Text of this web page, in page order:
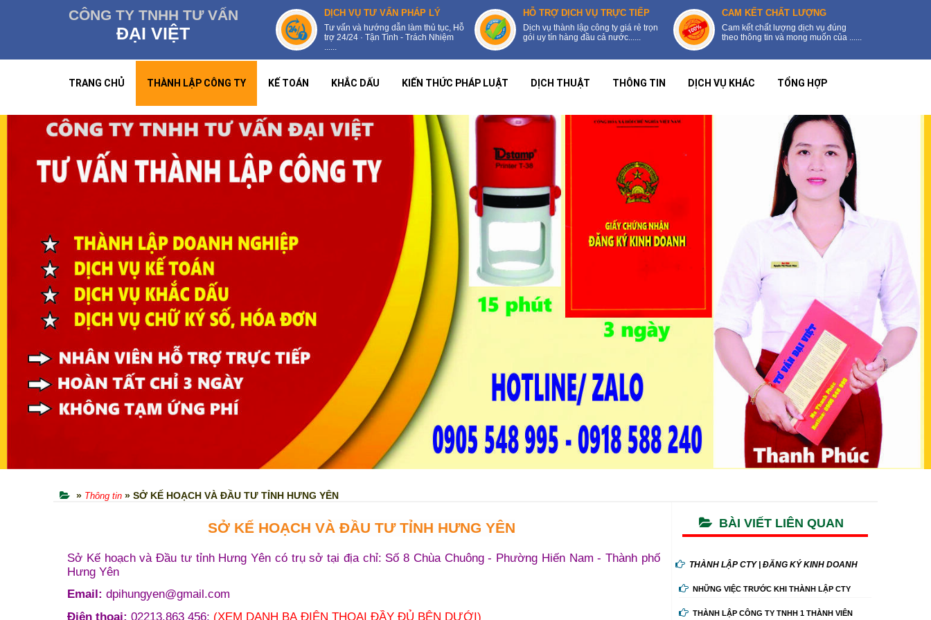
CÔNG TY TNHH TƯ VẤN
ĐẠI VIỆT
DỊCH VỤ TƯ VẤN PHÁP LÝ
Tư vấn và hướng dẫn làm thủ tục, Hỗ
trợ 24/24 · Tận Tình - Trách Nhiệm
......
HỖ TRỢ DỊCH VỤ TRỰC TIẾP
Dịch vụ thành lập công ty giá rẻ trọn
gói uy tín hàng đầu cả nước......
CAM KẾT CHẤT LƯỢNG
Cam kết chất lượng dịch vụ đúng
theo thông tin và mong muốn của ......
TRANG CHỦ THÀNH LẬP CÔNG TY KẾ TOÁN KHẮC DẤU KIẾN THỨC PHÁP LUẬT DỊCH THUẬT THÔNG TIN DỊCH VỤ KHÁC TỔNG HỢP
» Thông tin » SỞ KẾ HOẠCH VÀ ĐẦU TƯ TỈNH HƯNG YÊN
SỞ KẾ HOẠCH VÀ ĐẦU TƯ TỈNH HƯNG YÊN
Sở Kế hoạch và Đầu tư tỉnh Hưng Yên có trụ sở tại địa chỉ: Số 8 Chùa Chuông - Phường Hiến Nam - Thành phố
Hưng Yên
Email: dpihungyen@gmail.com
Điện thoại: 02213.863 456; (XEM DANH BẠ ĐIỆN THOẠI ĐẦY ĐỦ BÊN DƯỚI)
BÀI VIẾT LIÊN QUAN
THÀNH LẬP CTY | ĐĂNG KÝ KINH DOANH
NHỮNG VIỆC TRƯỚC KHI THÀNH LẬP CTY
THÀNH LẬP CÔNG TY TNHH 1 THÀNH VIÊN